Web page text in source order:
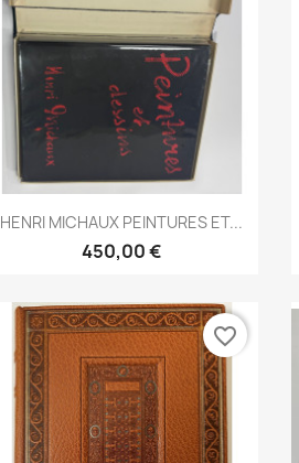
Aperçu rapide
HENRI MICHAUX PEINTURES ET...
450,00 €
favorite_border